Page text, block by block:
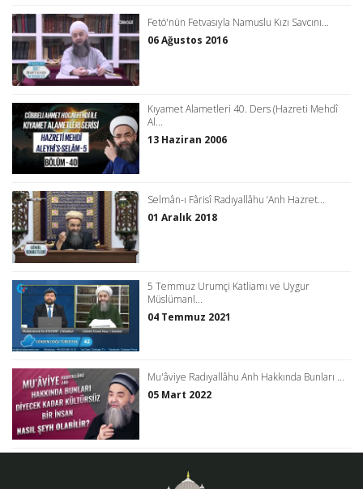
Fetö'nün Fetvasıyla Namuslu Kızı Savcını...
06 Ağustos 2016
Kıyamet Alametleri 40. Ders (Hazreti Mehdî
Al...
13 Haziran 2006
Selmân-ı Fârisî Radıyallâhu ‘Anh Hazret...
01 Aralık 2018
5 Temmuz Urumçi Katliamı ve Uygur
Müslümanl...
04 Temmuz 2021
Mu'âviye Radıyallâhu Anh Hakkında Bunları ...
05 Mart 2022